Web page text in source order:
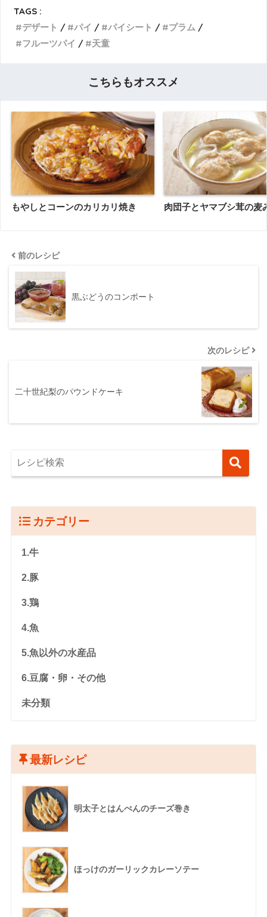
TAGS :
デザート
パイ パイシート
プラム
フルーツパイ
天童
こちらもオススメ
もやしとコーンのカリカリ焼き 肉団子とヤマブシ茸の麦
前のレシピ
黒ぶどうのコンポート
次のレシピ
二十世紀梨のパウンドケーキ
カテゴリー
1.牛
2.豚
3.鶏
4.魚
5.魚以外の水産品
6.豆腐・卵・その他
未分類
最新レシピ
明太子とはんぺんのチーズ巻き
ほっけのガーリックカレーソテー